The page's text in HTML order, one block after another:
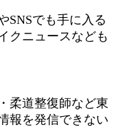
SNSでも手に入る
クニュースなども
柔道整復師など東
報を発信できない